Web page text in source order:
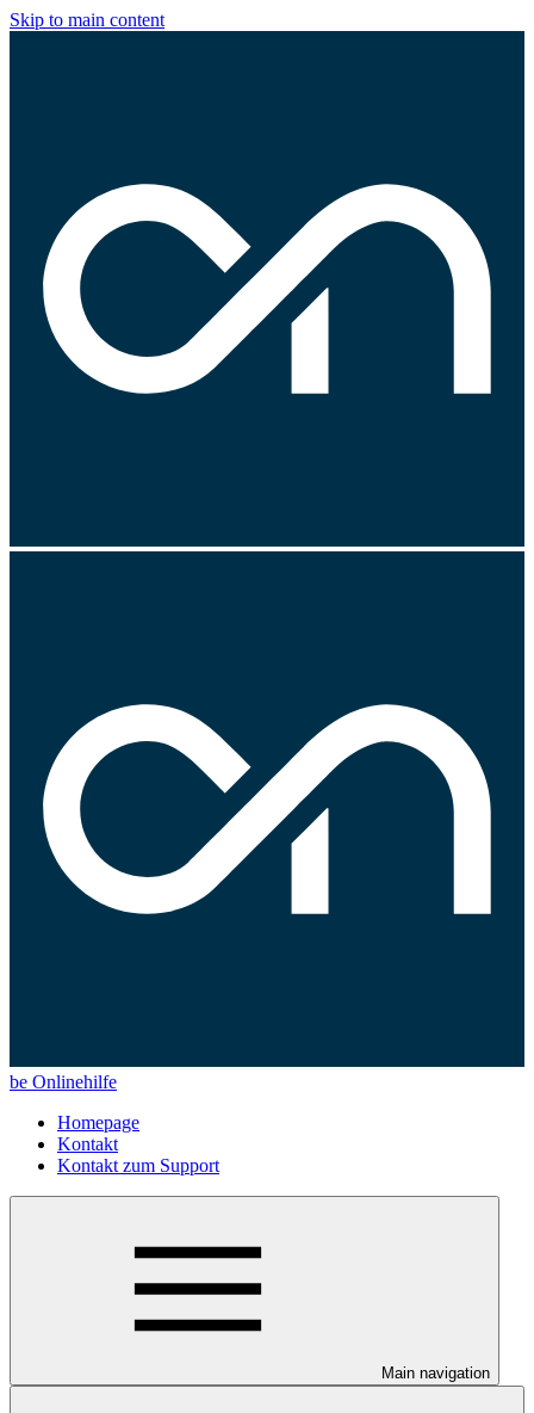
Skip to main content
be Onlinehilfe
Homepage
Kontakt
Kontakt zum Support
Main navigation